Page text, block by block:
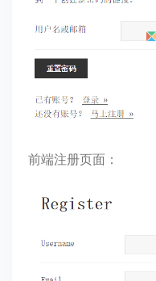
前端注册页面：